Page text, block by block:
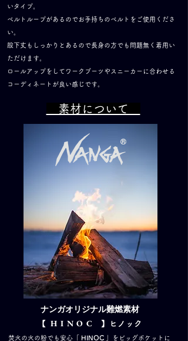
いタイプ。
ベルトループがあるのでお手持ちのベルトをご使用くださ
い。
股下丈もしっかりとあるので長身の方でも問題無く着用い
ただけます。
ロールアップをしてワークブーツやスニーカーに合わせる
コーディネートが良い感じです。
素材について
ナンガオリジナル難燃素材
【HINOC】ヒノック
焚火の火の粉でも安心 「 HINOC 」 をビッグポケットに